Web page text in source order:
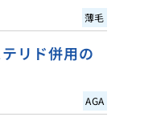
薄毛
リド併用の
AGA